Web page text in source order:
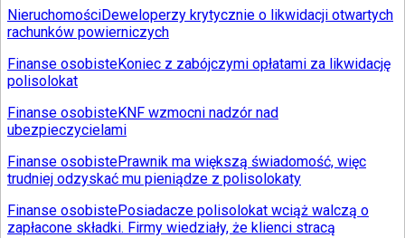
NieruchomościDeweloperzy krytycznie o likwidacji otwartych
rachunków powierniczych
Finanse osobisteKoniec z zabójczymi opłatami za likwidację
polisolokat
Finanse osobisteKNF wzmocni nadzór nad
ubezpieczycielami
Finanse osobistePrawnik ma większą świadomość, więc
trudniej odzyskać mu pieniądze z polisolokaty
Finanse osobistePosiadacze polisolokat wciąż walczą o
zapłacone składki. Firmy wiedziały, że klienci stracą